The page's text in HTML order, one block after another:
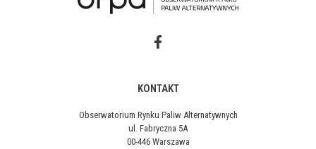
KONTAKT
Obserwatorium Rynku Paliw Alternatywnych
ul. Fabryczna 5A
00-446 Warszawa